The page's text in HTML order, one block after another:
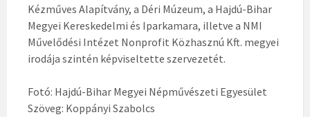
Kézműves Alapítvány, a Déri Múzeum, a Hajdú-Bihar
Megyei Kereskedelmi és Iparkamara, illetve a NMI
Művelődési Intézet Nonprofit Közhasznú Kft. megyei
irodája szintén képviseltette szervezetét.
Fotó: Hajdú-Bihar Megyei Népművészeti Egyesület
Szöveg: Koppányi Szabolcs